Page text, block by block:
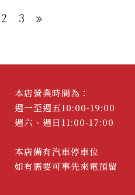
2 3
本店營業時間為：
週一至週五10:00-19:00
週六、週日11:00-17:00
本店備有汽車停車位
如有需要可事先來電預留